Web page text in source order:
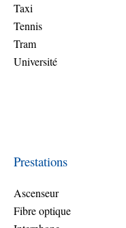
Taxi
Tennis
Tram
Université
Prestations
Ascenseur
Fibre optique